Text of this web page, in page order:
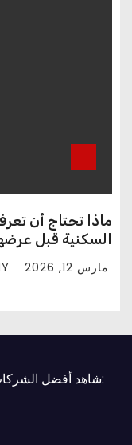
ماذا تحتاج أن
السكنية قبل
مارس 12, 2026
:شاهد أفضل